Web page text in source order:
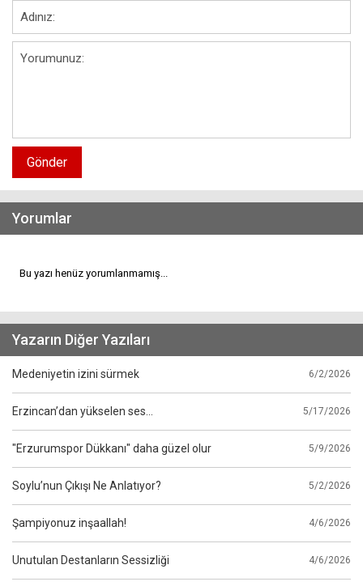
Gönder
Yorumlar
Bu yazı henüz yorumlanmamış...
Yazarın Diğer Yazıları
Medeniyetin izini sürmek 6/2/2026
Erzincan’dan yükselen ses… 5/17/2026
"Erzurumspor Dükkanı" daha güzel olur 5/9/2026
Soylu’nun Çıkışı Ne Anlatıyor? 5/2/2026
Şampiyonuz inşaallah! 4/6/2026
Unutulan Destanların Sessizliği 4/6/2026